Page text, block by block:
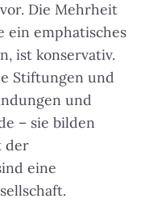
Die Mehrheit
ein emphatisches
ist konservativ.
Stiftungen und
und
– sie bilden
der
eine